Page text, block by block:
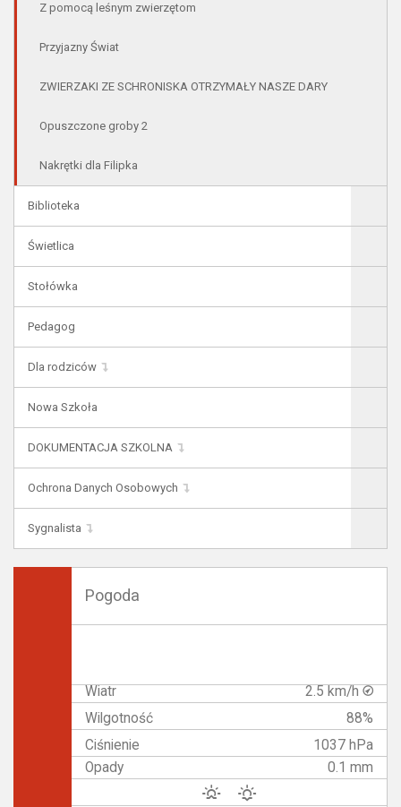
Z pomocą leśnym zwierzętom
Przyjazny Świat
ZWIERZAKI ZE SCHRONISKA OTRZYMAŁY NASZE DARY
Opuszczone groby 2
Nakrętki dla Filipka
Biblioteka
Świetlica
Stołówka
Pedagog
Dla rodziców
Nowa Szkoła
DOKUMENTACJA SZKOLNA
Ochrona Danych Osobowych
Sygnalista
Pogoda
Wiatr
2.5 km/h
Wilgotność
88%
Ciśnienie
1037 hPa
Opady
0.1 mm